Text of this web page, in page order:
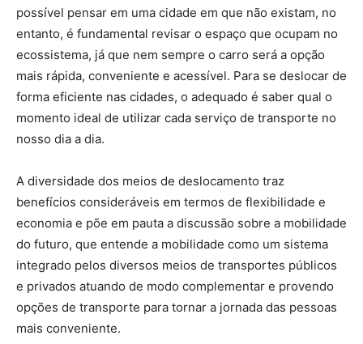
possível pensar em uma cidade em que não existam, no
entanto, é fundamental revisar o espaço que ocupam no
ecossistema, já que nem sempre o carro será a opção
mais rápida, conveniente e acessível. Para se deslocar de
forma eficiente nas cidades, o adequado é saber qual o
momento ideal de utilizar cada serviço de transporte no
nosso dia a dia.
A diversidade dos meios de deslocamento traz
benefícios consideráveis em termos de flexibilidade e
economia e põe em pauta a discussão sobre a mobilidade
do futuro, que entende a mobilidade como um sistema
integrado pelos diversos meios de transportes públicos
e privados atuando de modo complementar e provendo
opções de transporte para tornar a jornada das pessoas
mais conveniente.